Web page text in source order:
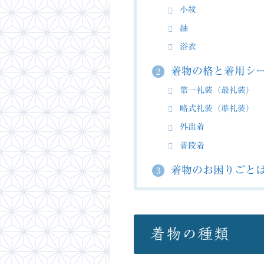
小紋
紬
浴衣
2 着物の格と着用シ
第一礼装（最礼装）
略式礼装（準礼装）
外出着
普段着
3 着物のお困りごと
着物の種類